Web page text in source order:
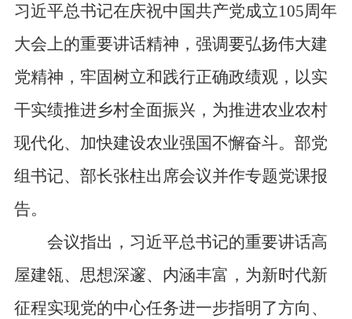
习近平总书记在庆祝中国共产党成立105周年
大会上的重要讲话精神，强调要弘扬伟大建
党精神，牢固树立和践行正确政绩观，以实
干实绩推进乡村全面振兴，为推进农业农村
现代化、加快建设农业强国不懈奋斗。部党
组书记、部长张柱出席会议并作专题党课报
告。
会议指出，习近平总书记的重要讲话高
屋建瓴、思想深邃、内涵丰富，为新时代新
征程实现党的中心任务进一步指明了方向、